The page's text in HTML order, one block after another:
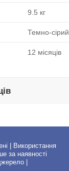
9.5 кг
Темно-сірий
12 місяців
| Використання
за наявності
|